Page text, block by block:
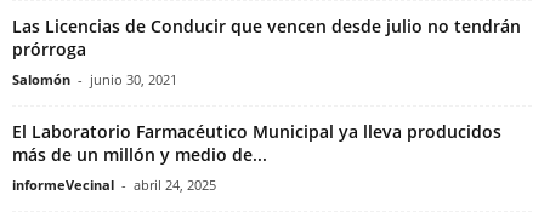
Las Licencias de Conducir que vencen desde julio no tendrán
prórroga
Salomón - junio 30, 2021
El Laboratorio Farmacéutico Municipal ya lleva producidos
más de un millón y medio de...
informeVecinal - abril 24, 2025